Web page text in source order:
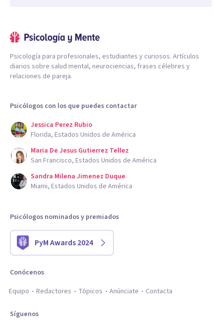
Psicología para profesionales, estudiantes y curiosos. Artículos
diarios sobre salud mental, neurociencias, frases célebres y
relaciones de pareja.
Psicólogos con los que puedes contactar
Jessica Perez Rubio
Florida, Estados Unidos de América
Maria De Jesus Gutierrez Tellez
San Francisco, Estados Unidos de América
Sandra Milena Jimenez Duque
Miami, Estados Unidos de América
Psicólogos nominados y premiados
PyM Awards 2024
Conócenos
Equipo
Redactores Tópicos Anúnciate Contacta
Síguenos